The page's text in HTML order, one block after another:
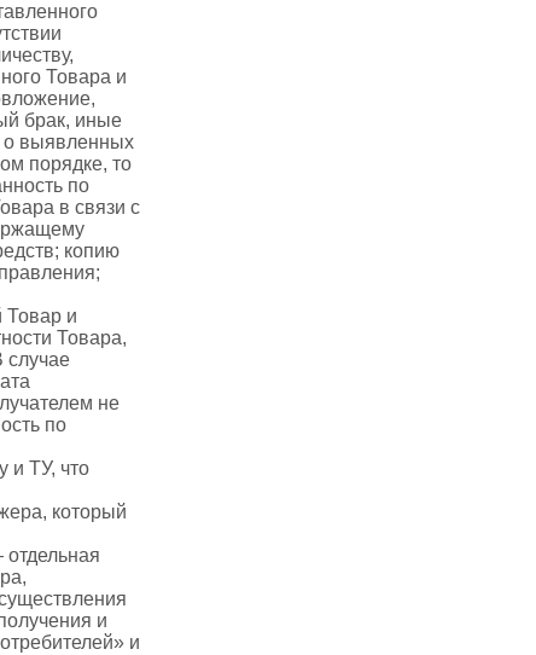
Товара и
брак, иные
о выявленных
порядке, то
по
в связи с
копию
Товар и
Товара,
случае
не
по
и ТУ, что
который
и
и